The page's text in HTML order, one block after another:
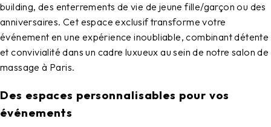
building, des enterrements de vie de jeune fille/garçon ou des
anniversaires. Cet espace exclusif transforme votre
événement en une expérience inoubliable, combinant détente
et convivialité dans un cadre luxueux au sein de notre salon de
massage à Paris.
Des espaces personnalisables pour vos
événements